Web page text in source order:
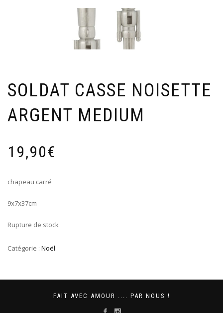
SOLDAT CASSE NOISETTE
ARGENT MEDIUM
19,90€
chapeau carré
9x7x37cm
Rupture de stock
Catégorie : Noël
FAIT AVEC AMOUR .... PAR NOUS !